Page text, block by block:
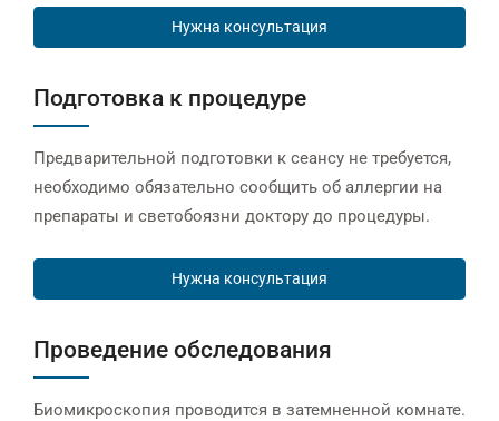
Нужна консультация
Подготовка к процедуре
Предварительной подготовки к сеансу не требуется,
необходимо обязательно сообщить об аллергии на
препараты и светобоязни доктору до процедуры.
Нужна консультация
Проведение обследования
Биомикроскопия проводится в затемненной комнате.